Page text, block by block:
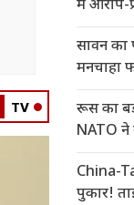
TV
में आरोप-
सावन का
मनचाहा
रूस का
NATO ने
China-
पुकार!